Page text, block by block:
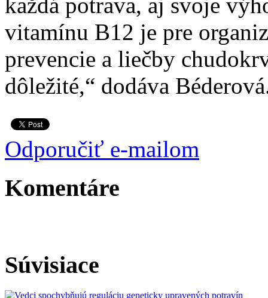
vitamínu B12 je pre
prevencie a liečby
dôležité,“ dodáva
Odporučiť e-mailom
Komentáre
Súvisiace